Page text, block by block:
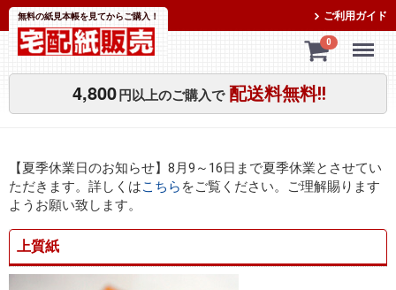
ご利用ガイド
無料の紙見本帳を見てからご購入！
0
4,800 円以上のご購入で 配送料無料!!
Menu
【夏季休業日のお知らせ】8月9～16日まで夏季休業とさせてい
ただきます。詳しくはこちら をご覧ください。ご理解賜ります
ようお願い致します。
上質紙